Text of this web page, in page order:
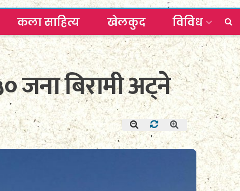
कला साहित्य खेलकुद विविध
जना बिरामी अट्ने